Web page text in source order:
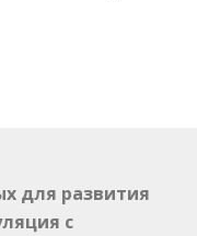
для развития
с